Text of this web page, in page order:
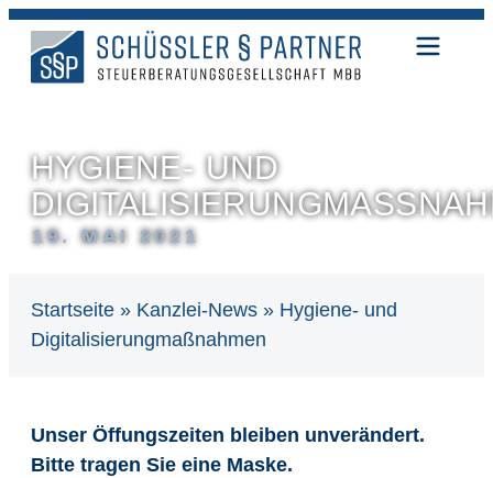
HYGIENE- UND
19. MAI 2021
Startseite » Kanzlei-News » Hygiene- und
Digitalisierungmaßnahmen
Unser Öffungszeiten bleiben unverändert.
Bitte tragen Sie eine Maske.